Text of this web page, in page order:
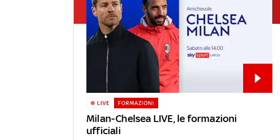
Milan-Chelsea LIVE, le formazioni
ufficiali
LIVE FORMAZIONI